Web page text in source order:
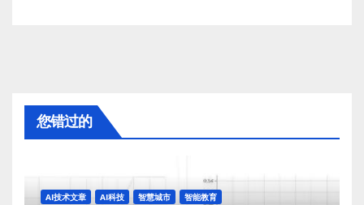
您错过的
AI技术文章 AI科技 智慧城市 智能教育